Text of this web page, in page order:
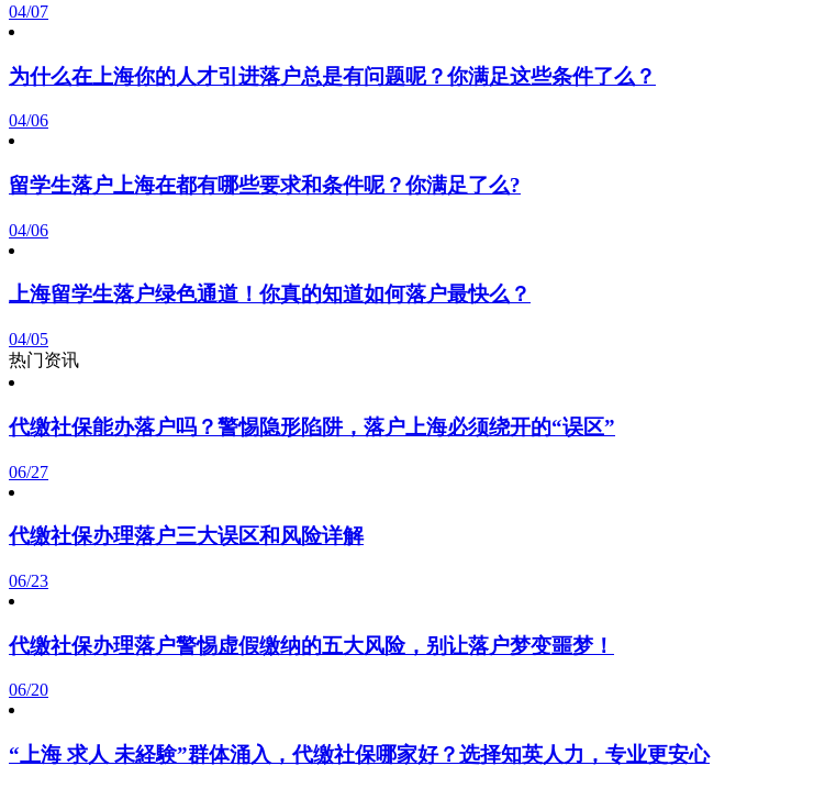
04/07
为什么在上海你的人才引进落户总是有问题呢？你满足这些条件了么？
04/06
留学生落户上海在都有哪些要求和条件呢？你满足了么?
04/06
上海留学生落户绿色通道！你真的知道如何落户最快么？
04/05
热门资讯
代缴社保能办落户吗？警惕隐形陷阱，落户上海必须绕开的“误区”
06/27
代缴社保办理落户三大误区和风险详解
06/23
代缴社保办理落户警惕虚假缴纳的五大风险，别让落户梦变噩梦！
06/20
“上海 求人 未経験”群体涌入，代缴社保哪家好？选择知英人力，专业更安心